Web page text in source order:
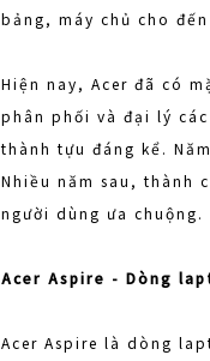
bảng, máy chủ cho
Hiện nay, Acer đã có
phân phối và đại lý
thành tựu đáng kể.
Nhiều năm sau, thành
người dùng ưa chuộng.
Acer Aspire - Dòng
Acer Aspire là dòng